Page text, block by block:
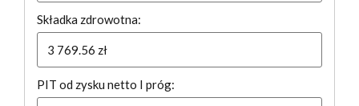
Składka zdrowotna:
PIT od zysku netto I próg: